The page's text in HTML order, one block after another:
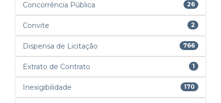
Concorrência Pública 26
Convite 2
Dispensa de Licitação 766
Extrato de Contrato 1
Inexigibilidade 170